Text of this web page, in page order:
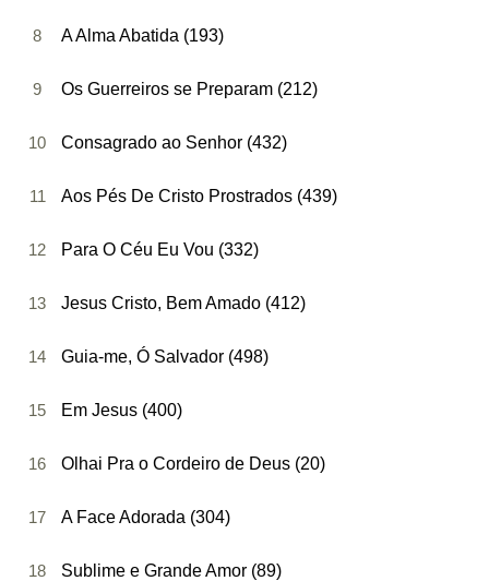
8 A Alma Abatida (193)
9 Os Guerreiros se Preparam (212)
10 Consagrado ao Senhor (432)
11 Aos Pés De Cristo Prostrados (439)
12 Para O Céu Eu Vou (332)
13 Jesus Cristo, Bem Amado (412)
14 Guia-me, Ó Salvador (498)
15 Em Jesus (400)
16 Olhai Pra o Cordeiro de Deus (20)
17 A Face Adorada (304)
18 Sublime e Grande Amor (89)